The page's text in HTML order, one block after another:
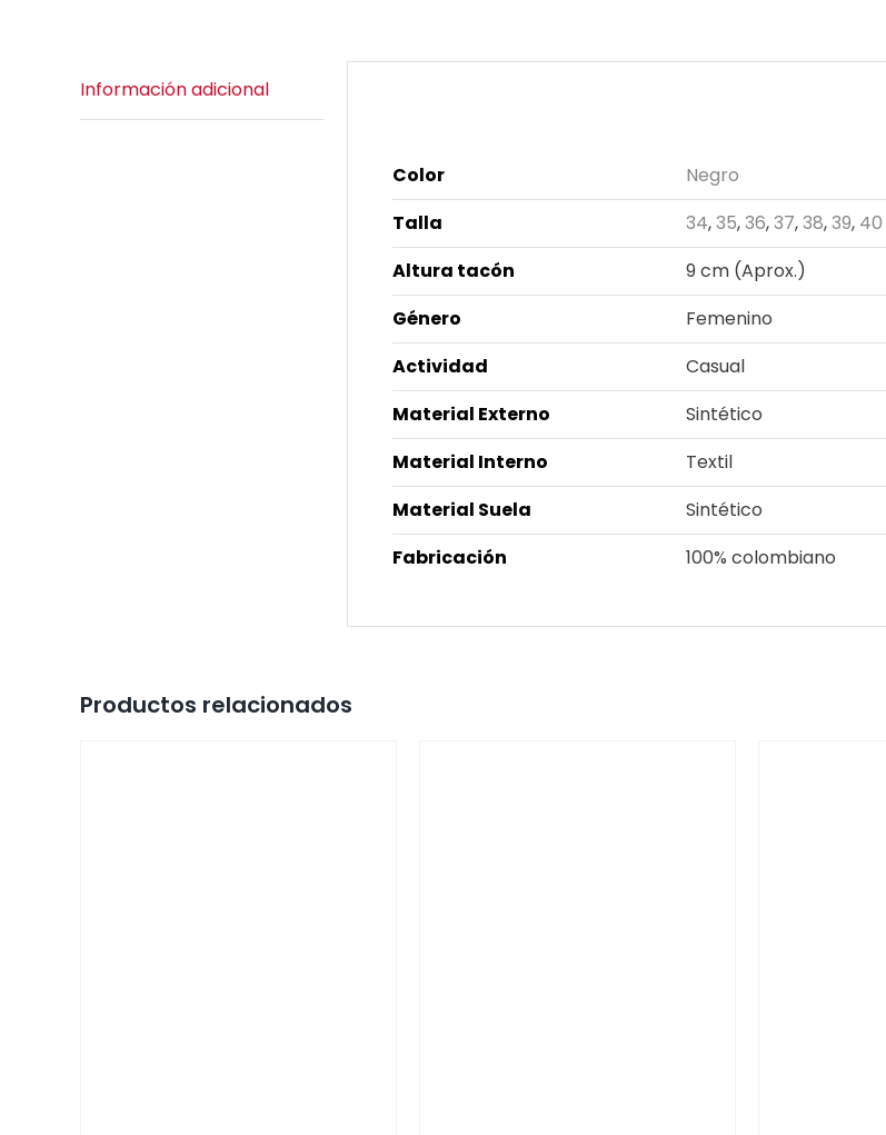
cantidad
Información adicional
Color
Negro
Talla
34,35,36,37,38,39, 40
Altura tacón
9 cm (Aprox.)
Género
Femenino
Actividad
Casual
Material Externo
Sintético
Material Interno
Textil
Material Suela
Sintético
Fabricación
100% colombiano
Productos relacionados